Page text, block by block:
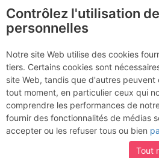
Sembra
per darmi il
Activités
Date/heure
CARLO FEDELE
Contrôlez l'utilisation
personnelles
Notre site Web utilise des cookies
tiers. Certains cookies sont
site Web, tandis que d'autres peuvent
tout moment, en particulier ceux qui
comprendre les performances de
fournir des fonctionnalités de médias
accepter ou les refuser tous ou bien
Tout